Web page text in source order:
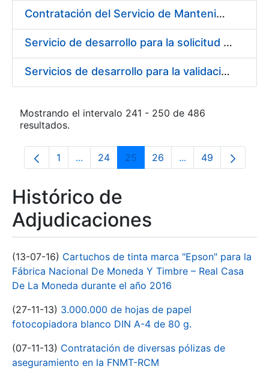
Contratación del Servicio de Mantenimiento de SIEM de CERES
Servicio de desarrollo para la solicitud de expedición y revocación de la infraestructura de clave pública de emisión de certificados SSL
Servicios de desarrollo para la validación/aceptación y revocación de solicitudes de expedición de la infraestructura de clave pública de emisión de certificados SSL
Mostrando el intervalo 241 - 250 de 486
resultados.
Página
1 ...Páginas intermedias Use TAB para
Página
24 Página
25 Página
26 ...PáginasPágina
49
Histórico de
Adjudicaciones
(13-07-16) Cartuchos de tinta marca "Epson" para la
Fábrica Nacional De Moneda Y Timbre – Real Casa
De La Moneda durante el año 2016
(27-11-13) 3.000.000 de hojas de papel
fotocopiadora blanco DIN A-4 de 80 g.
(07-11-13) Contratación de diversas pólizas de
aseguramiento en la FNMT-RCM